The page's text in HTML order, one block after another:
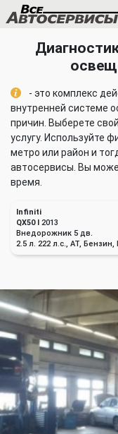
- это комплекс
внутренней системе
причин. Выберете
услугу. Используйте
метро или район и
автосервисы. Вы
время.
Infiniti
QX50 I 2013
Внедорожник 5 дв.
2.5 л. 222 л.с., AT,